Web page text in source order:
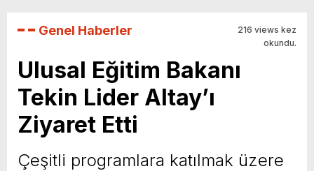
Genel Haberler
216 views kez
okundu.
Ulusal Eğitim Bakanı
Tekin Lider Altay’ı
Ziyaret Etti
Çeşitli programlara katılmak üzere